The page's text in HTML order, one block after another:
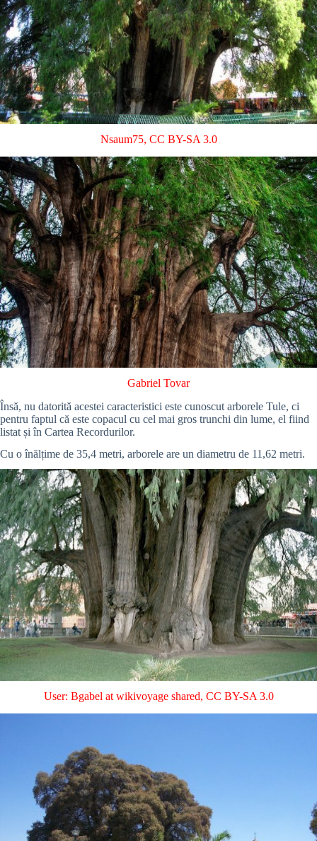
Nsaum75, CC BY-SA 3.0
Gabriel Tovar
Însă, nu datorită acestei caracteristici este cunoscut arborele Tule, ci
pentru faptul că este copacul cu cel mai gros trunchi din lume, el fiind
listat și în Cartea Recordurilor.
Cu o înălțime de 35,4 metri, arborele are un diametru de 11,62 metri.
User: Bgabel at wikivoyage shared, CC BY-SA 3.0